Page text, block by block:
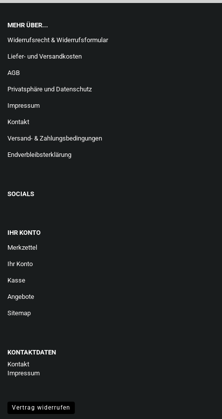
MEHR ÜBER...
Widerrufsrecht & Widerrufsformular
Liefer- und Versandkosten
AGB
Privatsphäre und Datenschutz
Impressum
Kontakt
Versand- & Zahlungsbedingungen
Endverbleibsterklärung
SOCIALS
IHR KONTO
Merkzettel
Ihr Konto
Kasse
Angebote
Sitemap
KONTAKTDATEN
Kontakt
Impressum
Vertrag widerrufen